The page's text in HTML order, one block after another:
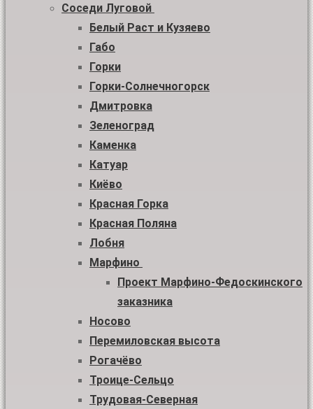
Соседи Луговой
Белый Раст и Кузяево
Габо
Горки
Горки-Солнечногорск
Дмитровка
Зеленоград
Каменка
Катуар
Киёво
Красная Горка
Красная Поляна
Лобня
Марфино
Проект Марфино-Федоскинского
заказника
Носово
Перемиловская высота
Рогачёво
Троице-Сельцо
Трудовая-Северная